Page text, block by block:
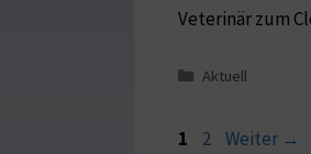
Veterinär zum
Aktuell
1 2 Weiter →